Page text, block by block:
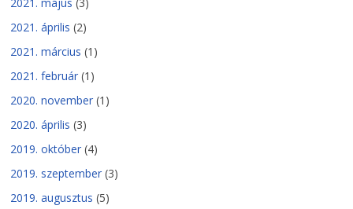
2021. április (2)
2021. március (1)
2021. február (1)
2020. november (1)
2020. április (3)
2019. október (4)
2019. szeptember (3)
2019. augusztus (5)